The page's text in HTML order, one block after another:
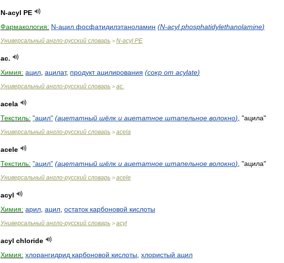
N-acyl PE
Фармакология: N-ацил фосфатидилэтаноламин (N-acyl phosphatidylethanolamine)
Универсальный англо-русский словарь > N-acyl PE
ac.
Химия: ацил ацилат, продукт ацилирования (сокр от acylate)
Универсальный англо-русский словарь > ac.
acela
Текстиль: "ацил" (ацетатный шёлк и ацетатное штапельное волокно) , "ацила"
Универсальный англо-русский словарь > acela
acele
Текстиль: "ацил" (ацетатный шёлк и ацетатное штапельное волокно) , "ацила"
Универсальный англо-русский словарь > acele
acyl
Химия: арил ацил остаток карбоновой кислоты
Универсальный англо-русский словарь > acyl
acyl chloride
Химия: хлорангидрид карбоновой кислоты хлористый ацил